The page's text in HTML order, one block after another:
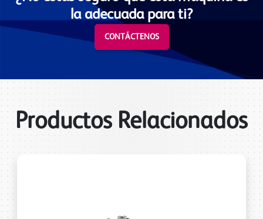
la adecuada para ti?
CONTÁCTENOS
Productos Relacionados